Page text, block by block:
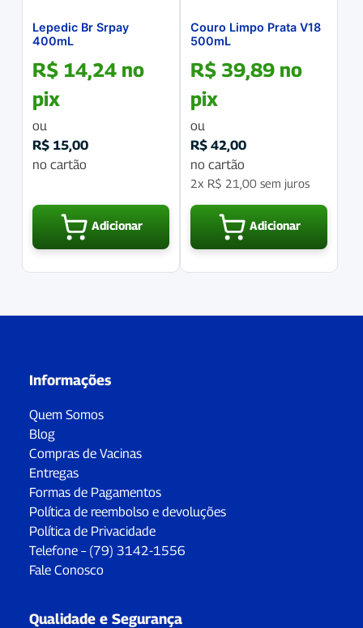
Lepedic Br Srpay
400mL
R$ 14,24 no
pix
ou
R$ 15,00
no cartão
Adicionar
Couro Limpo Prata V18
500mL
R$ 39,89 no
pix
ou
R$ 42,00
no cartão
2x R$ 21,00 sem juros
Adicionar
Informações
Quem Somos
Blog
Compras de Vacinas
Entregas
Formas de Pagamentos
Política de reembolso e devoluções
Política de Privacidade
Telefone – (79) 3142-1556
Fale Conosco
Qualidade e Segurança